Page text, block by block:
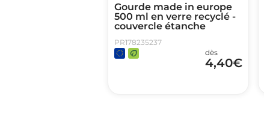
Gourde made in europe
500 ml en verre recyclé -
couvercle étanche
PR178235237
dès
4,40€